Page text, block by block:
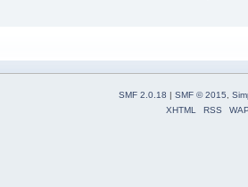
SMF 2.0.18 | SMF © 2015,
XHTML
RSS